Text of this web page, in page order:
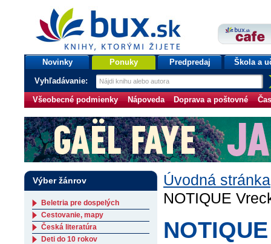
bux.sk
knihy, ktorými žijete
Úvodná stránka
Novinky Ponuky Predpredaj Škola a
Vyhľadávanie:
Všeobecné podmienky Nápoveda Doprava a poštovné
Úvodná stránka
NOTIQUE
Výber žánrov
Beletria pre dospelých
Cestovanie, mapy
Česká literatúra
Deti do 10 rokov